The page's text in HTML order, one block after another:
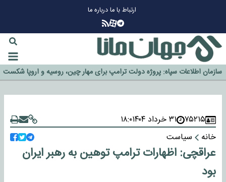
ارتباط با مادرباره ما
گزینه جدایی اوسمار روی میز مدیران پرسپولیس
آیا رئیس جمهور آمریکا قانون را دور می‌زند؟
اخراج رسمی چهره نامدار از پرسپولیس
سازمان اطلاعات سپاه: پروژه دولت ترامپ برای مهار چین، روسیه و اروپا شکست
۷۵۲۱۵ ۳۱ خرداد ۱۴۰۴
۱۸:۰
خانه
سیاست
عراقچی: اظهارات ترامپ توهین به رهبر ایران
بود